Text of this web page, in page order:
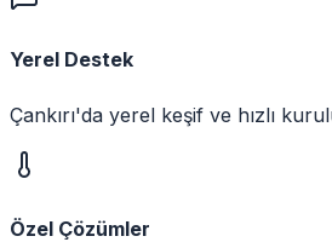
Yerel Destek
Çankırı'da yerel keşif ve hızlı
Özel Çözümler